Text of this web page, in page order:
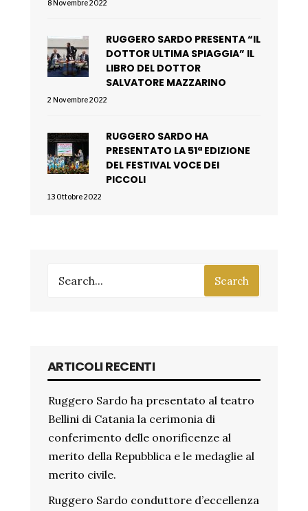
8 Novembre 2022
RUGGERO SARDO PRESENTA “IL
DOTTOR ULTIMA SPIAGGIA” IL
LIBRO DEL DOTTOR
SALVATORE MAZZARINO
2 Novembre 2022
RUGGERO SARDO HA
PRESENTATO LA 51ª EDIZIONE
DEL FESTIVAL VOCE DEI
PICCOLI
13 Ottobre 2022
Search
ARTICOLI RECENTI
Ruggero Sardo ha presentato al teatro
Bellini di Catania la cerimonia di
conferimento delle onorificenze al
merito della Repubblica e le medaglie al
merito civile.
Ruggero Sardo conduttore d’eccellenza